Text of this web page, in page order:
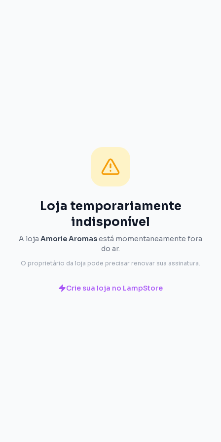
Loja temporariamente
indisponível
A loja Amorie Aromasestá momentaneamente fora
do ar.
O proprietário da loja pode precisar renovar sua assinatura.
Crie sua loja no LampStore